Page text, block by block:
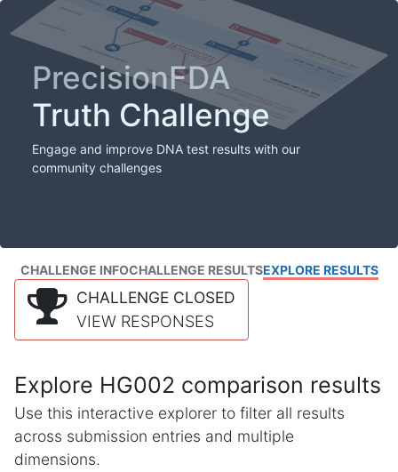
PrecisionFDA
Truth Challenge
Engage and improve DNA test results with our
community challenges
CHALLENGE INFOCHALLENGE RESULTSEXPLORE RESULTS
CHALLENGE CLOSED
VIEW RESPONSES
Explore HG002 comparison results
Use this interactive explorer to filter all results
across submission entries and multiple
dimensions.